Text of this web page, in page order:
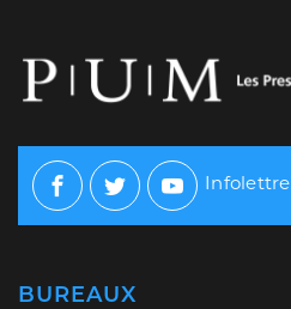
Facebook
TwitterYoutube
Infolettre
BUREAUX